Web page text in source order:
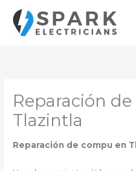
contenido
Reparación
Tlazintla
Reparación de compu en